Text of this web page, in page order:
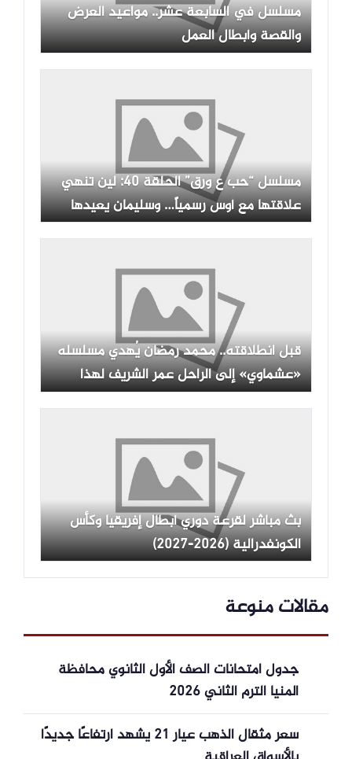
مسلسل في السابعة عشر.. مواعيد العرض
والقصة وأبطال العمل
مسلسل “حب ع ورق” الحلقة 40: لين تنهي
علاقتها مع أوس رسمياً… وسليمان يعيدها
للشركة من جديد
قبل انطلاقته.. محمد رمضان يُهدي مسلسله
«عشماوي» إلى الراحل عمر الشريف لهذا
السبب
بث مباشر لقرعة دوري أبطال إفريقيا وكأس
الكونفدرالية (2026-2027)
مقالات منوعة
جدول امتحانات الصف الأول الثانوي محافظة
المنيا الترم الثاني 2026
سعر مثقال الذهب عيار 21 يشهد ارتفاعًا جديدًا